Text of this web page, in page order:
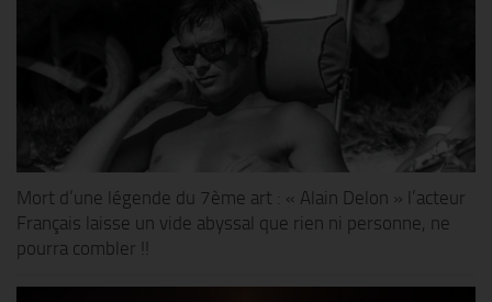
Mort d’une légende du 7ème art : « Alain Delon » l’acteur
Français laisse un vide abyssal que rien ni personne, ne
pourra combler !!